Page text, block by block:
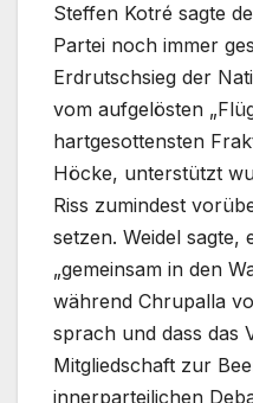
Steffen Kotré sagte
Partei noch immer
Erdrutschsieg der
vom aufgelösten
hartgesottensten
Höcke, unterstützt
Riss zumindest
setzen. Weidel sagte,
„gemeinsam in den
während Chrupalla
sprach und dass das
Mitgliedschaft zur
innerparteilichen